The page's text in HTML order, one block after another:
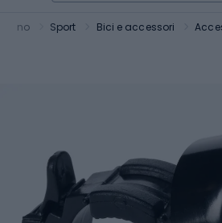
Sport Bici e accessori